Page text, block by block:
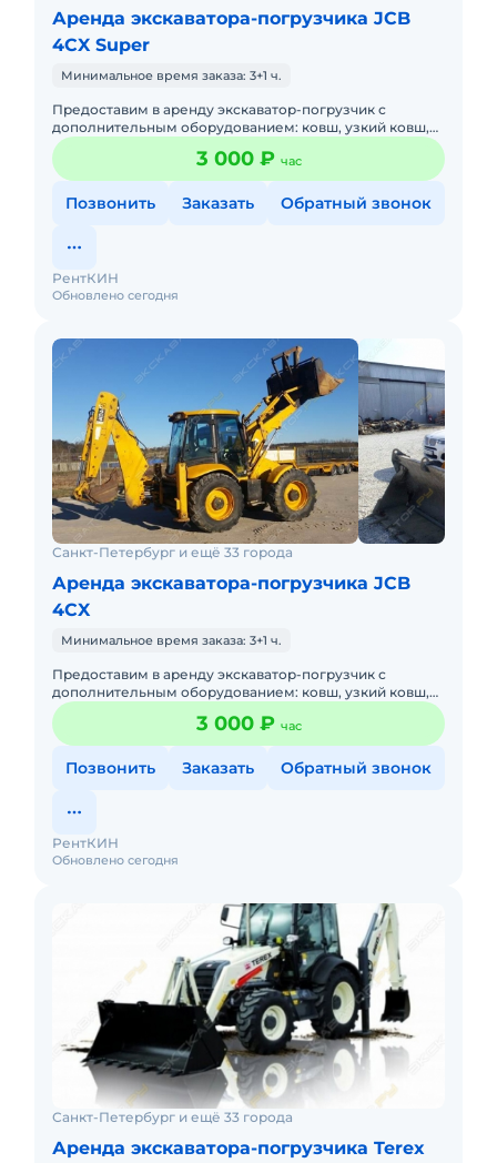
Аренда экскаватора-погрузчика JCB
4CX Super
Минимальное время заказа: 3+1 ч.
Предоставим в аренду экскаватор-погрузчик с
дополнительным оборудованием: ковш, узкий ковш,
гидромолот, вилы и ямобур. Минимальный заказ
спецтехники - половина3 000 ₽ час
Позвонить Заказать Обратный звонок
Обновлено сегодня
РентКИН
Санкт-Петербург и ещё 33 города
Аренда экскаватора-погрузчика JCB
4CX
Минимальное время заказа: 3+1 ч.
Предоставим в аренду экскаватор-погрузчик с
дополнительным оборудованием: ковш, узкий ковш,
гидромолот, вилы и ямобур. Минимальный заказ
спецтехники - половина3 000 ₽ час
Позвонить Заказать Обратный звонок
Обновлено сегодня
РентКИН
Санкт-Петербург и ещё 33 города
Аренда экскаватора-погрузчика Terex